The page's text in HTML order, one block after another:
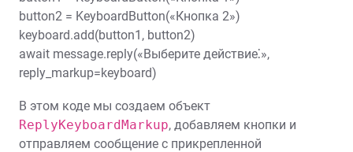
button2 = KeyboardButton(«Кнопка 2»)
keyboard.add(button1, button2)
await message.reply(«Выберите действие⁚»,
reply_markup=keyboard)
В этом коде мы создаем объект
ReplyKeyboardMarkup, добавляем кнопки и
отправляем сообщение с прикрепленной